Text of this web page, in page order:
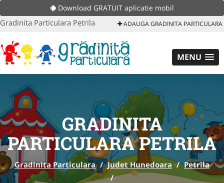
Download GRATUIT aplicatie mobil
Gradinita Particulara Petrila ADAUGA GRADINITA PARTICULARA
MENU
GRADINITA
PARTICULARA PETRILA
Gradinita Particulara / Judet Hunedoara / Petrila
/